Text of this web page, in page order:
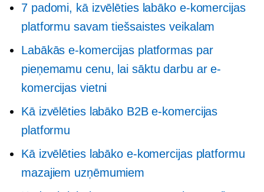
7 padomi, kā izvēlēties labāko e-komercijas
platformu savam tiešsaistes veikalam
Labākās e-komercijas platformas par
pieņemamu cenu, lai sāktu darbu ar e-
komercijas vietni
Kā izvēlēties labāko B2B e-komercijas
platformu
Kā izvēlēties labāko e-komercijas platformu
mazajiem uzņēmumiem